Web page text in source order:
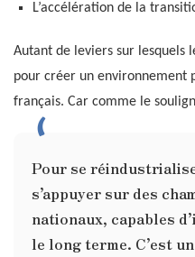
L’accélération de la
Autant de leviers sur lesquels
pour créer un environnement
français. Car comme le
Pour se
s’appuyer sur des
nationaux, capables
le long terme. C’est